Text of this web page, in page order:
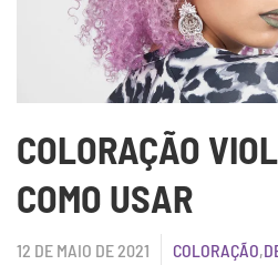
COLORAÇÃO
COMO USAR
12 DE MAIO DE 2021 COLORAÇÃO,